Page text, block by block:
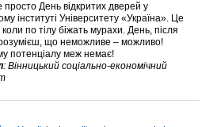
просто День відкритих дверей у
інституті Університету «Україна». Це
по тілу біжать мурахи. День, після
що неможливе – можливо!
потенціалу меж немає!
:Вінницький соціально-економічний